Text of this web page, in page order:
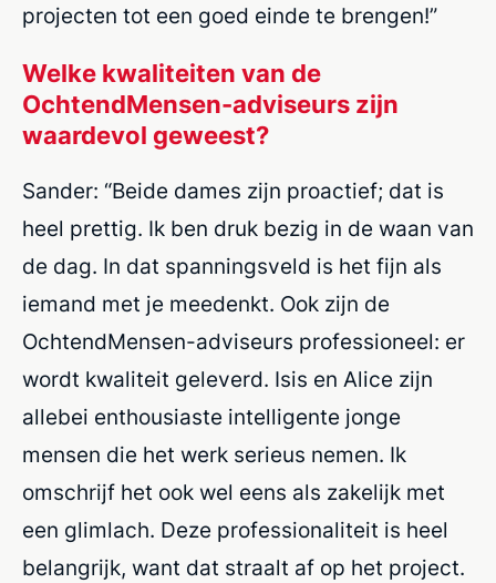
projecten tot een goed einde te brengen!”
Welke kwaliteiten van de
OchtendMensen-adviseurs zijn
waardevol geweest?
Sander: “Beide dames zijn proactief; dat is
heel prettig. Ik ben druk bezig in de waan van
de dag. In dat spanningsveld is het fijn als
iemand met je meedenkt. Ook zijn de
OchtendMensen-adviseurs professioneel: er
wordt kwaliteit geleverd. Isis en Alice zijn
allebei enthousiaste intelligente jonge
mensen die het werk serieus nemen. Ik
omschrijf het ook wel eens als zakelijk met
een glimlach. Deze professionaliteit is heel
belangrijk, want dat straalt af op het project.